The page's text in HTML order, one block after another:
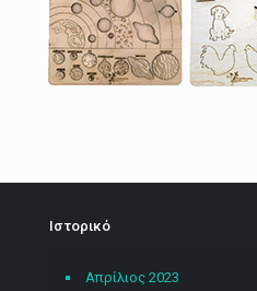
Ιστορικό
Απρίλιος 2023